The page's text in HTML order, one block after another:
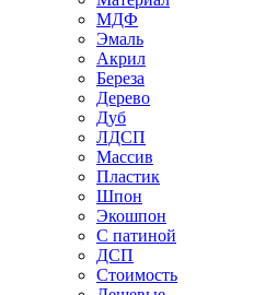
МДФ
Эмаль
Акрил
Береза
Дерево
Дуб
ЛДСП
Массив
Пластик
Шпон
Экошпон
С патиной
ДСП
Стоимость